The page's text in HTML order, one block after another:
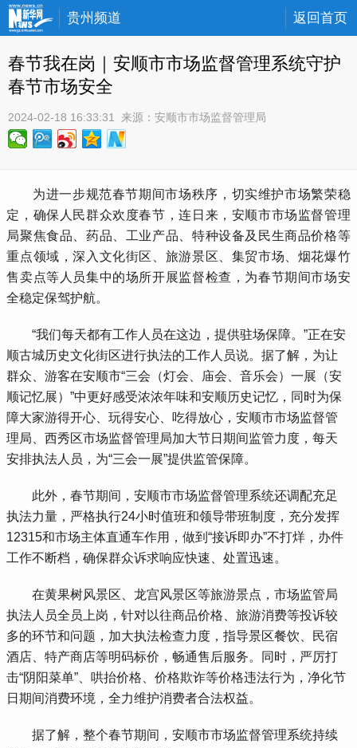
贵州频道 返回首页
春节我在岗｜安顺市市场监督管理系统守护
春节市场安全
2024-02-18 16:33:31 来源： 安顺市市场监督管理局
为进一步规范春节期间市场秩序，切实维护市场繁荣稳
定，确保人民群众欢度春节，连日来，安顺市市场监督管理
局聚焦食品、药品、工业产品、特种设备及民生商品价格等
重点领域，深入文化街区、旅游景区、集贸市场、烟花爆竹
售卖点等人员集中的场所开展监督检查，为春节期间市场安
全稳定保驾护航。
“我们每天都有工作人员在这边，提供驻场保障。”正在安
顺古城历史文化街区进行执法的工作人员说。据了解，为让
群众、游客在安顺市“三会（灯会、庙会、音乐会）一展（安
顺记忆展）”中更好感受浓浓年味和安顺历史记忆，同时为保
障大家游得开心、玩得安心、吃得放心，安顺市市场监督管
理局、西秀区市场监督管理局加大节日期间监管力度，每天
安排执法人员，为“三会一展”提供监管保障。
此外，春节期间，安顺市市场监督管理系统还调配充足
执法力量，严格执行24小时值班和领导带班制度，充分发挥
12315和市场主体直通车作用，做到“接诉即办”不打烊，办件
工作不断档，确保群众诉求响应快速、处置迅速。
在黄果树风景区、龙宫风景区等旅游景点，市场监管局
执法人员全员上岗，针对以往商品价格、旅游消费等投诉较
多的环节和问题，加大执法检查力度，指导景区餐饮、民宿
酒店、特产商店等明码标价，畅通售后服务。同时，严厉打
击“阴阳菜单”、哄抬价格、价格欺诈等价格违法行为，净化节
日期间消费环境，全力维护消费者合法权益。
据了解，整个春节期间，安顺市市场监督管理系统持续